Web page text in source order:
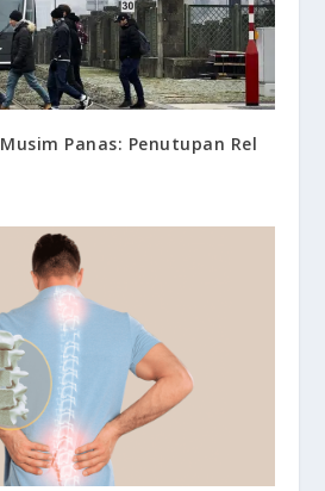
Panas: Penutupan Rel